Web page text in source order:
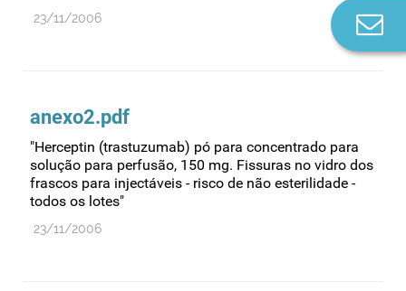
23/11/2006
anexo2.pdf
"Herceptin (trastuzumab) pó para concentrado para
solução para perfusão, 150 mg. Fissuras no vidro dos
frascos para injectáveis - risco de não esterilidade -
todos os lotes"
23/11/2006